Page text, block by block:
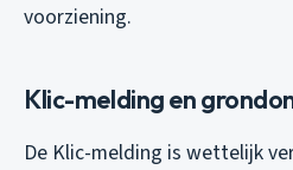
voorziening.
Klic-melding en
De Klic-melding is wettelijk